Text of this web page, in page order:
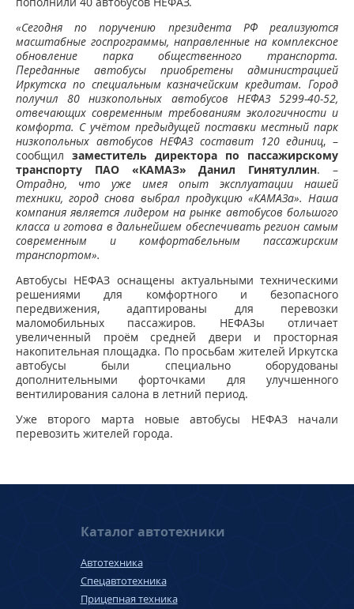
«Сегодня по поручению президента РФ реализуются
масштабные госпрограммы, направленные на комплексное
обновление парка общественного транспорта.
Переданные автобусы приобретены администрацией
Иркутска по специальным казначейским кредитам. Город
получил 80 низкопольных автобусов НЕФАЗ 5299-40-52,
отвечающих современным требованиям экологичности и
комфорта. С учётом предыдущей поставки местный парк
низкопольных автобусов НЕФАЗ составит 120 единиц, –
сообщил заместитель директора по пассажирскому
транспорту ПАО «КАМАЗ» Данил Гинятуллин. –
Отрадно, что уже имея опыт эксплуатации нашей
техники, город снова выбрал продукцию «КАМАЗа». Наша
компания является лидером на рынке автобусов большого
класса и готова в дальнейшем обеспечивать регион самым
современным и комфортабельным пассажирским
транспортом».
Автобусы НЕФАЗ оснащены актуальными техническими
решениями для комфортного и безопасного
передвижения, адаптированы для перевозки
маломобильных пассажиров. НЕФАЗы отличает
увеличенный проём средней двери и просторная
накопительная площадка. По просьбам жителей Иркутска
автобусы были специально оборудованы
дополнительными форточками для улучшенного
вентилирования салона в летний период.
Уже второго марта новые автобусы НЕФАЗ начали
перевозить жителей города.
Каталог автотехники
Автотехника
Спецавтотехника
Прицепная техника